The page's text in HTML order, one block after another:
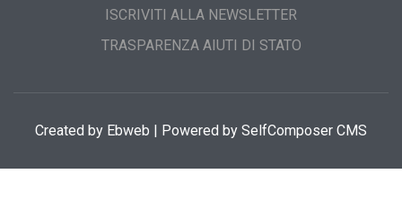
ISCRIVITI ALLA NEWSLETTER
TRASPARENZA AIUTI DI STATO
Created by Ebweb | Powered by SelfComposer CMS